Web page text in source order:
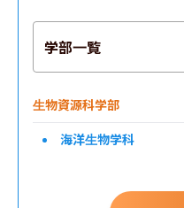
学部一覧
生物資源科学部
海洋生物学科